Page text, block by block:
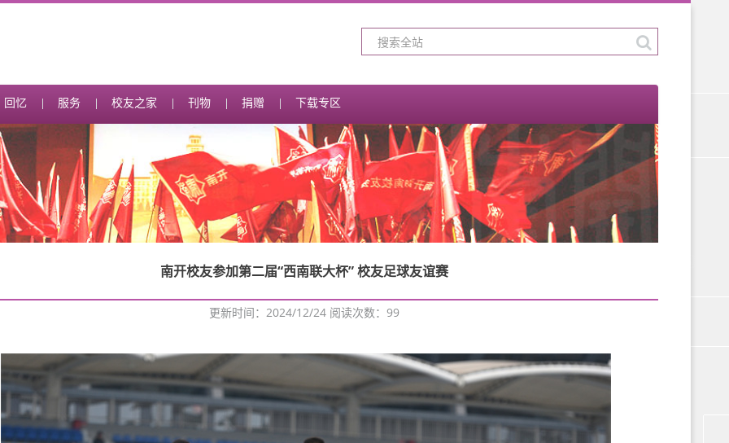
回忆 服务 校友之家 刊物 捐赠 下载专区
南开校友参加第二届“西南联大杯” 校友足球友谊赛
更新时间：2024/12/24 阅读次数： 99